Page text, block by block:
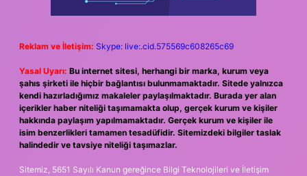
Reklam ve İletişim: Skype: live:.cid.575569c608265c69
Yasal Uyarı: Bu internet sitesi, herhangi bir marka, kurum veya
şahıs şirketi ile hiçbir bağlantısı bulunmamaktadır. Sitede yalnızca
kendi hazırladığımız makaleler paylaşılmaktadır. Burada yer alan
içerikler haber niteliği taşımamakta olup, gerçek kurum ve kişiler
hakkında paylaşım yapılmamaktadır. Gerçek kurum ve kişiler ile
isim benzerlikleri tamamen tesadüfidir. Sitemizdeki bilgiler taslak
halindedir ve tavsiye niteliği taşımazlar.
Sitemiz, 5651 Sayılı Kanun gereğince Bilgi Teknolojileri ve İletişim